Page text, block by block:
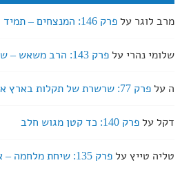
מרב לוגר על פרק 146: המנצחים – תמיד חופשי
שלומי נהרי על פרק 143: הרב משאש – שבירה
ה על פרק 77: שרשרת של תקלות בארץ אהבתי
דקל על פרק 140: כד קטן מגוש חלב
טליה טייץעל פרק 135: שיחת מלחמה – אבא ובת